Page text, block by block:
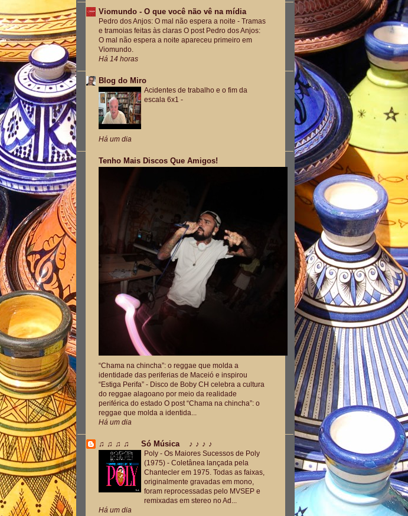
Viomundo - O que você não vê na mídia
Pedro dos Anjos: O mal não espera a noite - Tramas
e tramoias feitas às claras O post Pedro dos Anjos:
O mal não espera a noite apareceu primeiro em
Viomundo.
Há 14 horas
Blog do Miro
Acidentes de trabalho e o fim da
escala 6x1 -
Há um dia
Tenho Mais Discos Que Amigos!
“Chama na chincha”: o reggae que molda a
identidade das periferias de Maceió e inspirou
“Estiga Perifa” - Disco de Boby CH celebra a cultura
do reggae alagoano por meio da realidade
periférica do estado O post “Chama na chincha”: o
reggae que molda a identida...
Há um dia
♫ ♫ ♫ ♫ Só Música ♪ ♪ ♪ ♪
Poly - Os Maiores Sucessos de Poly
(1975) - Coletânea lançada pela
Chantecler em 1975. Todas as faixas,
originalmente gravadas em mono,
foram reprocessadas pelo MVSEP e
remixadas em stereo no Ad...
Há um dia